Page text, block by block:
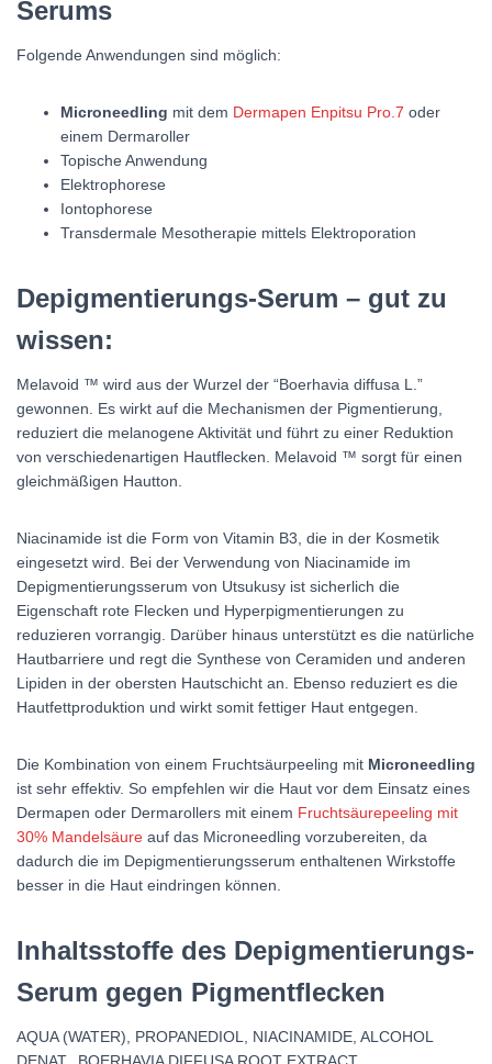
Serums
Folgende Anwendungen sind möglich:
Microneedling mit dem Dermapen Enpitsu Pro.7 oder
einem Dermaroller
Topische Anwendung
Elektrophorese
Iontophorese
Transdermale Mesotherapie mittels Elektroporation
Depigmentierungs-Serum – gut zu
wissen:
Melavoid ™ wird aus der Wurzel der “Boerhavia diffusa L.”
gewonnen. Es wirkt auf die Mechanismen der Pigmentierung,
reduziert die melanogene Aktivität und führt zu einer Reduktion
von verschiedenartigen Hautflecken. Melavoid ™ sorgt für einen
gleichmäßigen Hautton.
Niacinamide ist die Form von Vitamin B3, die in der Kosmetik
eingesetzt wird. Bei der Verwendung von Niacinamide im
Depigmentierungsserum von Utsukusy ist sicherlich die
Eigenschaft rote Flecken und Hyperpigmentierungen zu
reduzieren vorrangig. Darüber hinaus unterstützt es die natürliche
Hautbarriere und regt die Synthese von Ceramiden und anderen
Lipiden in der obersten Hautschicht an. Ebenso reduziert es die
Hautfettproduktion und wirkt somit fettiger Haut entgegen.
Die Kombination von einem Fruchtsäurpeeling mit Microneedling
ist sehr effektiv. So empfehlen wir die Haut vor dem Einsatz eines
Dermapen oder Dermarollers mit einem Fruchtsäurepeeling mit
30% Mandelsäure auf das Microneedling vorzubereiten, da
dadurch die im Depigmentierungsserum enthaltenen Wirkstoffe
besser in die Haut eindringen können.
Inhaltsstoffe des Depigmentierungs-
Serum gegen Pigmentflecken
AQUA (WATER), PROPANEDIOL, NIACINAMIDE, ALCOHOL